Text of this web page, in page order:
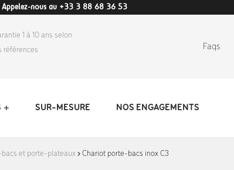
Appelez-nous au +33 3 88 68 36 53
1 à 10 ans selon
références
Faqs
SUR-MESURE NOS ENGAGEMENTS
et porte-plateaux Chariot porte-bacs inox C3